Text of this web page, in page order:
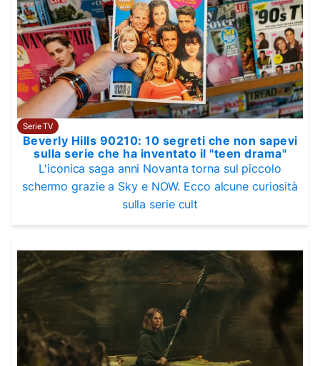
Serie TV
Beverly Hills 90210: 10 segreti che non sapevi
sulla serie che ha inventato il "teen drama"
L'iconica saga anni Novanta torna sul piccolo
schermo grazie a Sky e NOW. Ecco alcune curiosità
sulla serie cult